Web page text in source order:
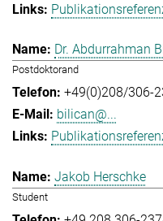
Dr. Abdurrahman
Postdoktorand
+49(0)208/306-
bilican@...
Jakob Herschke
Student